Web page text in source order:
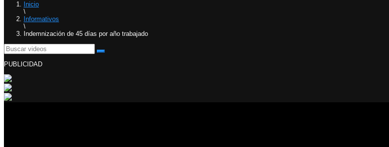
Inicio
\
Informativos
\
Indemnización de 45 días por año trabajado
PUBLICIDAD